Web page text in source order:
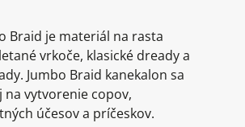
Braid je materiál na rasta
vrkoče, klasické dready a
Jumbo Braid kanekalon sa
na vytvorenie copov,
účesov a príčeskov.